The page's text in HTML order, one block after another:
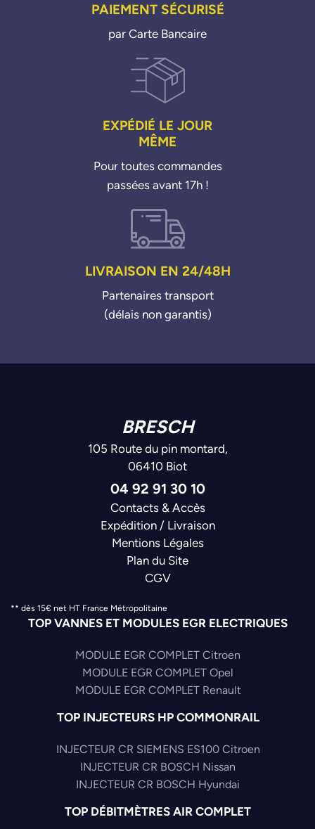
PAIEMENT SÉCURISÉ
par Carte Bancaire
EXPÉDIÉ LE JOUR
MÊME
Pour toutes commandes
passées avant 17h !
LIVRAISON EN 24/48H
Partenaires transport
(délais non garantis)
BRESCH
105 Route du pin montard,
06410 Biot
04 92 91 30 10
Contacts & Accès
Expédition / Livraison
Mentions Légales
Plan du Site
CGV
** dès 15€ net HT France Métropolitaine
TOP VANNES ET MODULES EGR ELECTRIQUES
MODULE EGR COMPLET Citroen
MODULE EGR COMPLET Opel
MODULE EGR COMPLET Renault
TOP INJECTEURS HP COMMONRAIL
INJECTEUR CR SIEMENS ES100 Citroen
INJECTEUR CR BOSCH Nissan
INJECTEUR CR BOSCH Hyundai
TOP DÉBITMÈTRES AIR COMPLET